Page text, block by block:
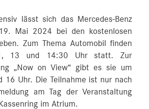
lässt sich das Mercedes-Benz
Mai 2024 bei den kostenlosen
Zum Thema Automobil finden
13 und 14:30 Uhr statt. Zur
„Now on View“ gibt es sie um
16 Uhr. Die Teilnahme ist nur nach
am Tag der Veranstaltung
im Atrium.